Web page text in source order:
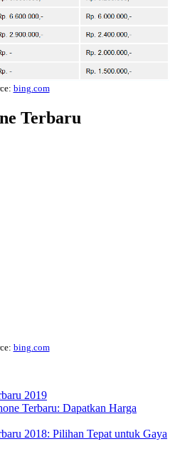
bing.com
Terbaru
bing.com
2019
Terbaru: Dapatkan Harga
2018: Pilihan Tepat untuk Gaya